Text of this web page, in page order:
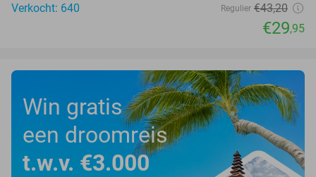
Verkocht: 640
Regulier €43,20
€29,95
Win gratis
een droomreis
t.w.v. €3.000